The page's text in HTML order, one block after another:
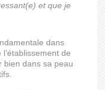
et que je
dans
de
bien dans sa peau